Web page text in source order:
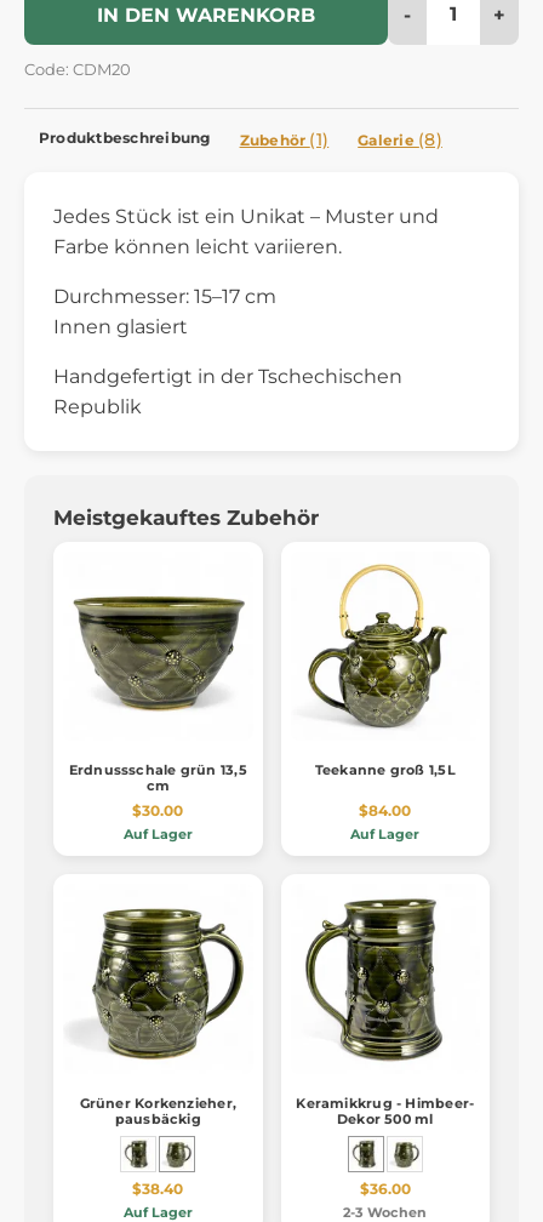
IN DEN WARENKORB - +
Code: CDM20
Produktbeschreibung Zubehör (1) Galerie (8)
Jedes Stück ist ein Unikat – Muster und
Farbe können leicht variieren.
Durchmesser: 15–17 cm
Innen glasiert
Handgefertigt in der Tschechischen
Republik
Meistgekauftes Zubehör
Erdnussschale grün 13,5
cm
$30.00
Auf Lager
Teekanne groß 1,5L
$84.00
Auf Lager
Grüner Korkenzieher,
pausbäckig
$38.40
Auf Lager
Keramikkrug - Himbeer-
Dekor 500 ml
$36.00
2-3 Wochen